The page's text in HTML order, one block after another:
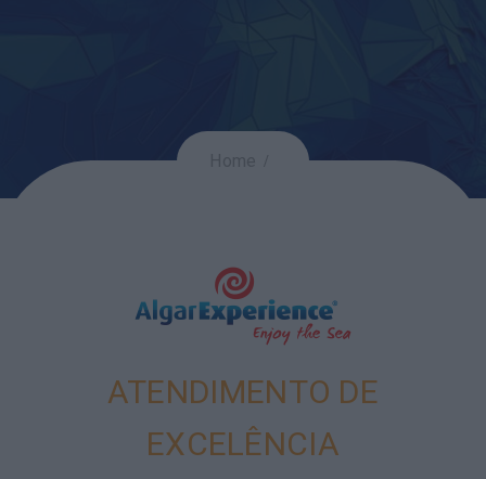
ATENDIMENTO DE
EXCELÊNCIA